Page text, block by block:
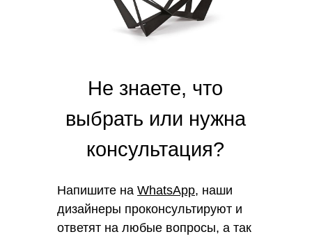
Напишите на WhatsApp, наши
дизайнеры проконсультируют и
ответят на любые вопросы, а так
Не знаете, что
выбрать или нужна
консультация?